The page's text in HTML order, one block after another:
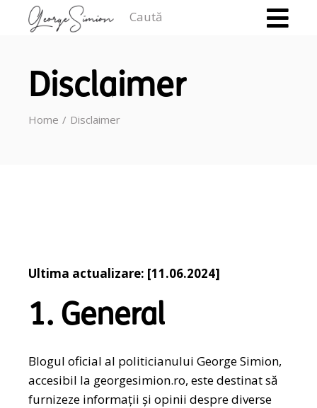
Disclaimer
Home Disclaimer
Ultima actualizare: [11.06.2024]
1. General
Blogul oficial al politicianului George Simion,
accesibil la georgesimion.ro, este destinat să
furnizeze informații și opinii despre diverse